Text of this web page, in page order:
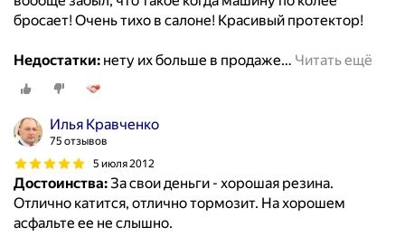
бросает! Очень тихо в салоне! Красивый протектор!
Недостатки: нету их больше в продаже… Читать ещё
Илья Кравченко
75 отзывов
5 июля 2012
Достоинства:За свои деньги - хорошая резина.
Отлично катится, отлично тормозит. На хорошем
асфальте ее не слышно.